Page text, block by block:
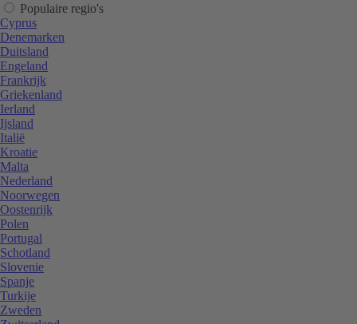
Populaire regio's
Cyprus
Denemarken
Duitsland
Engeland
Frankrijk
Griekenland
Ierland
Ijsland
Italië
Kroatie
Malta
Nederland
Noorwegen
Oostenrijk
Polen
Portugal
Schotland
Slovenie
Spanje
Turkije
Zweden